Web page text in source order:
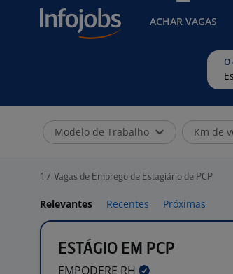
ACHAR VAGAS
O
Modelo de Trabalho Km de
17 Vagas de Emprego de Estagiário de PCP
Relevantes Recentes Próximas
ESTÁGIO EM PCP
EMPODERE RH